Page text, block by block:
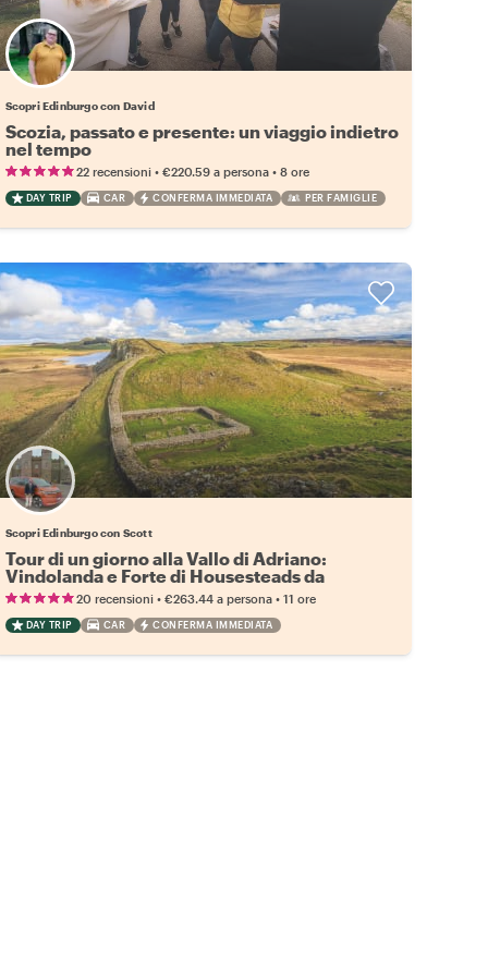
Scopri Edinburgo con David
Scozia, passato e presente: un viaggio indietro
nel tempo
22 recensioni• €220.59 a persona• 8 ore
DAY TRIP CAR CONFERMA IMMEDIATA PER FAMIGLIE
Scopri Edinburgo con Scott
Tour di un giorno alla Vallo di Adriano:
Vindolanda e Forte di Housesteads da
Edimburgo20 recensioni• €263.44 a persona• 11 ore
DAY TRIP CAR CONFERMA IMMEDIATA